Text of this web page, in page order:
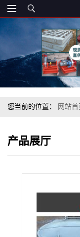
您当前的位置： 网站首
产品展厅